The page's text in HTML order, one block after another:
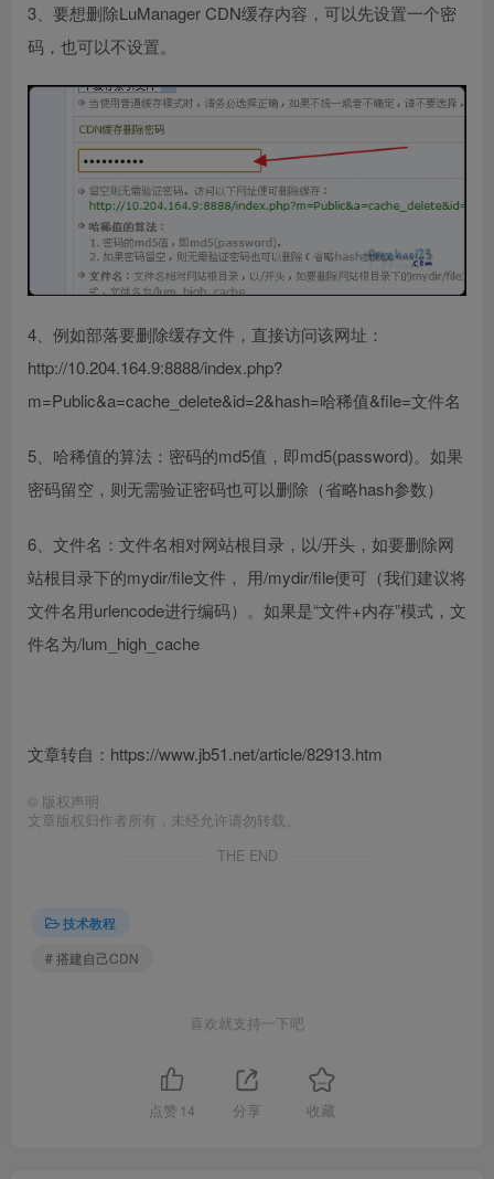
3、要想删除LuManager CDN缓存内容，可以先设置一个密
码，也可以不设置。
4、例如部落要删除缓存文件，直接访问该网址：
http://10.204.164.9:8888/index.php?
m=Public&a=cache_delete&id=2&hash=哈稀值&file=文件名
5、哈稀值的算法：密码的md5值，即md5(password)。如果
密码留空，则无需验证密码也可以删除（省略hash参数）
6、文件名：文件名相对网站根目录，以/开头，如要删除网
站根目录下的mydir/file文件， 用/mydir/file便可（我们建议将
文件名用urlencode进行编码）。如果是“文件+内存”模式，文
件名为/lum_high_cache
文章转自：https://www.jb51.net/article/82913.htm
© 版权声明
文章版权归作者所有，未经允许请勿转载。
THE END
技术教程
# 搭建自己CDN
喜欢就支持一下吧
点赞 14 分享 收藏